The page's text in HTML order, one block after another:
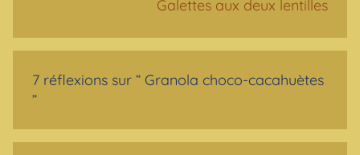
Galettes aux deux lentilles
7 réflexions sur “ Granola choco-cacahuètes
”